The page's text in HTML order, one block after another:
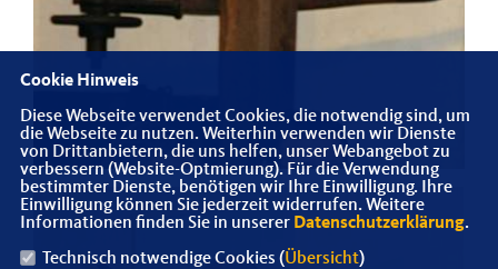
Cookie Hinweis
Diese Webseite verwendet Cookies, die notwendig sind, um
die Webseite zu nutzen. Weiterhin verwenden wir Dienste
von Drittanbietern, die uns helfen, unser Webangebot zu
verbessern (Website-Optmierung). Für die Verwendung
bestimmter Dienste, benötigen wir Ihre Einwilligung. Ihre
Einwilligung können Sie jederzeit widerrufen. Weitere
Informationen finden Sie in unserer Datenschutzerklärung.
Technisch notwendige Cookies (Übersicht)